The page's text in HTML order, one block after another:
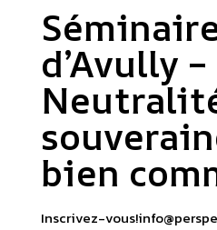
d’Avully –
bien
Inscrivez-